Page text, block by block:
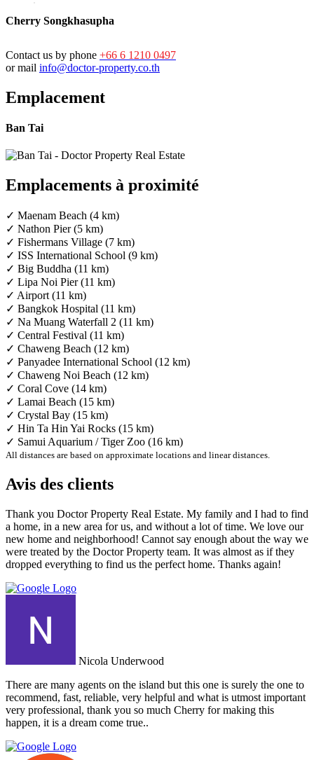
Cherry Songkhasupha
Contact us by phone +66 6 1210 0497
or mail info@doctor-property.co.th
Emplacement
Ban Tai
Emplacements à proximité
✓ Maenam Beach (4 km)
✓ Nathon Pier (5 km)
✓ Fishermans Village (7 km)
✓ ISS International School (9 km)
✓ Big Buddha (11 km)
✓ Lipa Noi Pier (11 km)
✓ Airport (11 km)
✓ Bangkok Hospital (11 km)
✓ Na Muang Waterfall 2 (11 km)
✓ Central Festival (11 km)
✓ Chaweng Beach (12 km)
✓ Panyadee International School (12 km)
✓ Chaweng Noi Beach (12 km)
✓ Coral Cove (14 km)
✓ Lamai Beach (15 km)
✓ Crystal Bay (15 km)
✓ Hin Ta Hin Yai Rocks (15 km)
✓ Samui Aquarium / Tiger Zoo (16 km)
All distances are based on approximate locations and linear distances.
Avis des clients
Thank you Doctor Property Real Estate. My family and I had to find
a home, in a new area for us, and without a lot of time. We love our
new home and neighborhood! Cannot say enough about the way we
were treated by the Doctor Property team. It was almost as if they
dropped everything to find us the perfect home. Thanks again!
Nicola Underwood
There are many agents on the island but this one is surely the one to
recommend, fast, reliable, very helpful and what is utmost important
very professional, thank you so much Cherry for making this
happen, it is a dream come true..